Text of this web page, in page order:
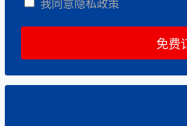
我同意隐私政策